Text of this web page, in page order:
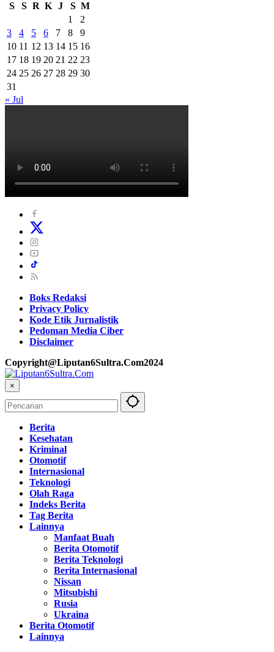
S
S R K J S M
1
2
3
4 5 6 7 8
9
10 11 12 13 14 15 16
17 18 19 20 21 22 23
24 25 26 27 28 29 30
31
« Jul
Boks Redaksi
Privacy Policy
Kode Etik Jurnalistik
Pedoman Media Ciber
Disclaimer
Copyright@Liputan6Sultra.Com2024
×
Berita
Kesehatan
Kriminal
Otomotif
Internasional
Teknologi
Olah Raga
Indeks Berita
Tag Berita
Lainnya
Manfaat Buah
Berita Otomotif
Berita Teknologi
Berita Internasional
Nissan
Mitsubishi
Rusia
Ukraina
Berita Otomotif
Lainnya